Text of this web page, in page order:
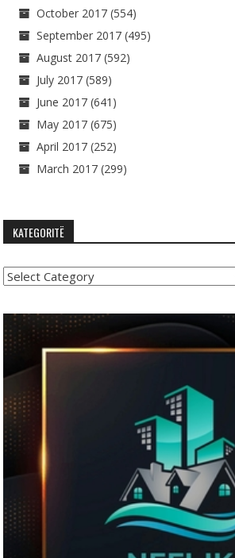
October 2017 (554)
September 2017 (495)
August 2017 (592)
July 2017 (589)
June 2017 (641)
May 2017 (675)
April 2017 (252)
March 2017 (299)
KATEGORITË
Kategoritë